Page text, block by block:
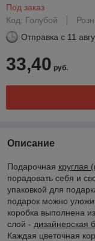
Под заказ
Код: Голубой
Отправка с 11
33,40 руб.
Описание
Подарочная круглая
порадовать себя и
упаковкой для
подарок можно
коробка выполнена
слой - дизайнерская
Каждая цветочная